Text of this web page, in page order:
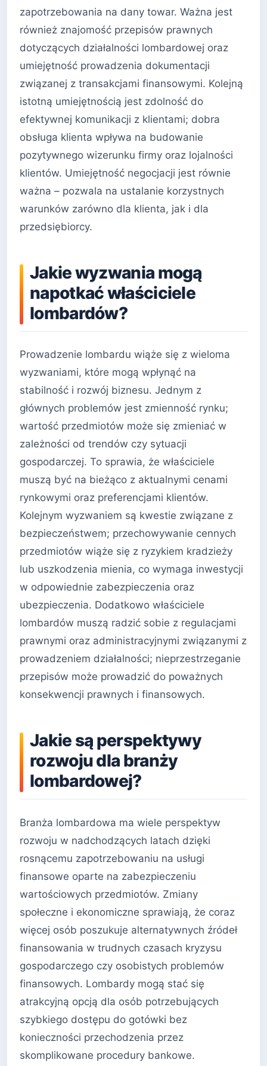
zapotrzebowania na dany towar. Ważna jest
również znajomość przepisów prawnych
dotyczących działalności lombardowej oraz
umiejętność prowadzenia dokumentacji
związanej z transakcjami finansowymi. Kolejną
istotną umiejętnością jest zdolność do
efektywnej komunikacji z klientami; dobra
obsługa klienta wpływa na budowanie
pozytywnego wizerunku firmy oraz lojalności
klientów. Umiejętność negocjacji jest równie
ważna – pozwala na ustalanie korzystnych
warunków zarówno dla klienta, jak i dla
przedsiębiorcy.
Jakie wyzwania mogą
napotkać właściciele
lombardów?
Prowadzenie lombardu wiąże się z wieloma
wyzwaniami, które mogą wpłynąć na
stabilność i rozwój biznesu. Jednym z
głównych problemów jest zmienność rynku;
wartość przedmiotów może się zmieniać w
zależności od trendów czy sytuacji
gospodarczej. To sprawia, że właściciele
muszą być na bieżąco z aktualnymi cenami
rynkowymi oraz preferencjami klientów.
Kolejnym wyzwaniem są kwestie związane z
bezpieczeństwem; przechowywanie cennych
przedmiotów wiąże się z ryzykiem kradzieży
lub uszkodzenia mienia, co wymaga inwestycji
w odpowiednie zabezpieczenia oraz
ubezpieczenia. Dodatkowo właściciele
lombardów muszą radzić sobie z regulacjami
prawnymi oraz administracyjnymi związanymi z
prowadzeniem działalności; nieprzestrzeganie
przepisów może prowadzić do poważnych
konsekwencji prawnych i finansowych.
Jakie są perspektywy
rozwoju dla branży
lombardowej?
Branża lombardowa ma wiele perspektyw
rozwoju w nadchodzących latach dzięki
rosnącemu zapotrzebowaniu na usługi
finansowe oparte na zabezpieczeniu
wartościowych przedmiotów. Zmiany
społeczne i ekonomiczne sprawiają, że coraz
więcej osób poszukuje alternatywnych źródeł
finansowania w trudnych czasach kryzysu
gospodarczego czy osobistych problemów
finansowych. Lombardy mogą stać się
atrakcyjną opcją dla osób potrzebujących
szybkiego dostępu do gotówki bez
konieczności przechodzenia przez
skomplikowane procedury bankowe.